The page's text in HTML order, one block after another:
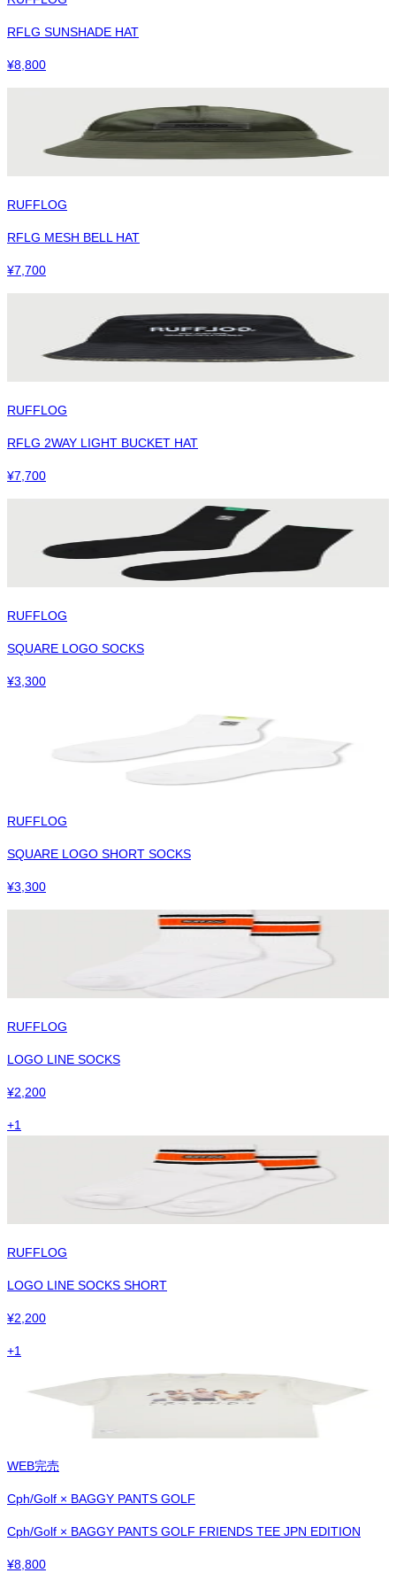
RFLG SUNSHADE HAT
¥8,800
RUFFLOG
RFLG MESH BELL HAT
¥7,700
RUFFLOG
RFLG 2WAY LIGHT BUCKET HAT
¥7,700
RUFFLOG
SQUARE LOGO SOCKS
¥3,300
RUFFLOG
SQUARE LOGO SHORT SOCKS
¥3,300
RUFFLOG
LOGO LINE SOCKS
¥2,200
+1
RUFFLOG
LOGO LINE SOCKS SHORT
¥2,200
+1
WEB完売
Cph/Golf × BAGGY PANTS GOLF
Cph/Golf × BAGGY PANTS GOLF FRIENDS TEE JPN EDITION
¥8,800